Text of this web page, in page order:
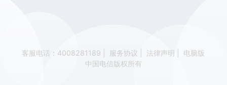
客服电话：4008281189 服务协议 法律声明
电脑版
中国电信版权所有